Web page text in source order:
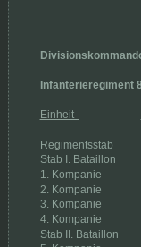
Infanterieregiment
Einheit
Regimentsstab
Stab I. Bataillon
1. Kompanie
2. Kompanie
3. Kompanie
4. Kompanie
Stab II. Bataillon